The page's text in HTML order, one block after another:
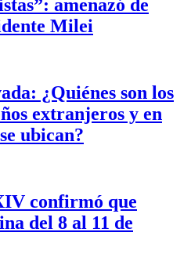
amenazó de
Milei
¿Quiénes son los
extranjeros y en
ubican?
confirmó que
del 8 al 11 de